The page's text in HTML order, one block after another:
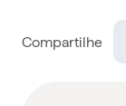
Compartilhe